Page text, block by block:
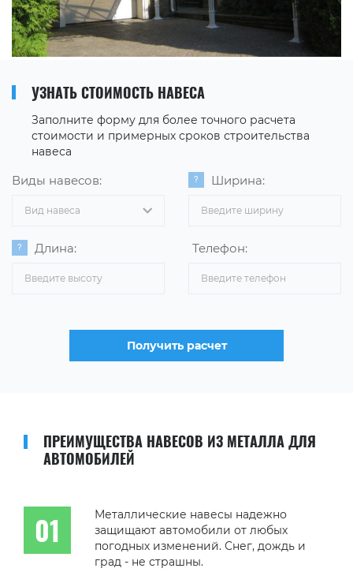
УЗНАТЬ СТОИМОСТЬ НАВЕСА
Заполните форму для более точного расчета
стоимости и примерных сроков строительства
навеса
Виды навесов:
Вид навеса
Ширина:
Длина: Телефон:
Получить расчет
ПРЕИМУЩЕСТВА НАВЕСОВ ИЗ МЕТАЛЛА ДЛЯ
АВТОМОБИЛЕЙ
Металлические навесы надежно
защищают автомобили от любых
погодных изменений. Снег, дождь и
град - не страшны.